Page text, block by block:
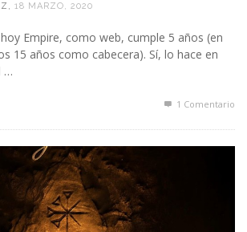
, 18 MARZO, 2020
Empire, como web, cumple 5 años (en
15 años como cabecera). Sí, lo hace en
…
1 Comentario